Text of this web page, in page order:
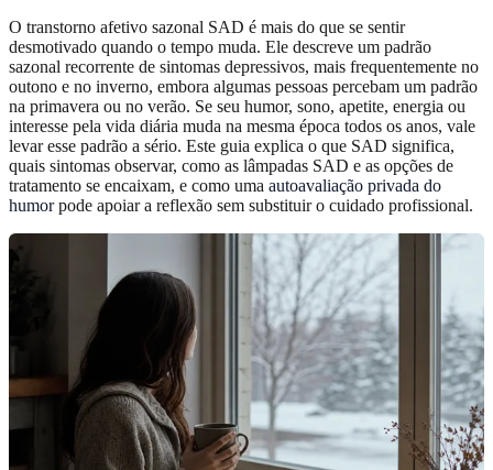
O transtorno afetivo sazonal SAD é mais do que se sentir
desmotivado quando o tempo muda. Ele descreve um padrão
sazonal recorrente de sintomas depressivos, mais frequentemente no
outono e no inverno, embora algumas pessoas percebam um padrão
na primavera ou no verão. Se seu humor, sono, apetite, energia ou
interesse pela vida diária muda na mesma época todos os anos, vale
levar esse padrão a sério. Este guia explica o que SAD significa,
quais sintomas observar, como as lâmpadas SAD e as opções de
tratamento se encaixam, e como uma autoavaliação privada do
humorpode apoiar a reflexão sem substituir o cuidado profissional.